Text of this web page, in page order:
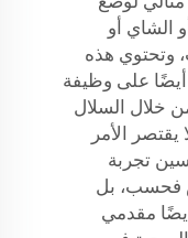
الشاي أو
وتحتوي هذه
على وظيفة
خلال السلال
يقتصر الأمر
تجربة
فحسب، بل
مقدمي